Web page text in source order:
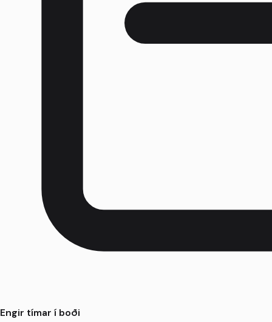
Engir tímar í boði